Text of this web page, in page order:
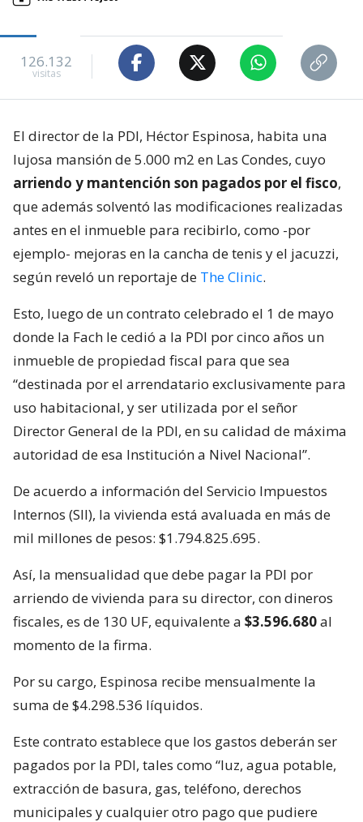
126.132
visitas
El director de la PDI, Héctor Espinosa, habita una
lujosa mansión de 5.000 m2 en Las Condes, cuyo
arriendo y mantención son pagados por el fisco,
que además solventó las modificaciones realizadas
antes en el inmueble para recibirlo, como -por
ejemplo- mejoras en la cancha de tenis y el jacuzzi,
según reveló un reportaje de The Clinic.
Esto, luego de un contrato celebrado el 1 de mayo
donde la Fach le cedió a la PDI por cinco años un
inmueble de propiedad fiscal para que sea
“destinada por el arrendatario exclusivamente para
uso habitacional, y ser utilizada por el señor
Director General de la PDI, en su calidad de máxima
autoridad de esa Institución a Nivel Nacional”.
De acuerdo a información del Servicio Impuestos
Internos (SII), la vivienda está avaluada en más de
mil millones de pesos: $1.794.825.695.
Así, la mensualidad que debe pagar la PDI por
arriendo de vivienda para su director, con dineros
fiscales, es de 130 UF, equivalente a $3.596.680al
momento de la firma.
Por su cargo, Espinosa recibe mensualmente la
suma de $4.298.536 líquidos.
Este contrato establece que los gastos deberán ser
pagados por la PDI, tales como “luz, agua potable,
extracción de basura, gas, teléfono, derechos
municipales y cualquier otro pago que pudiere